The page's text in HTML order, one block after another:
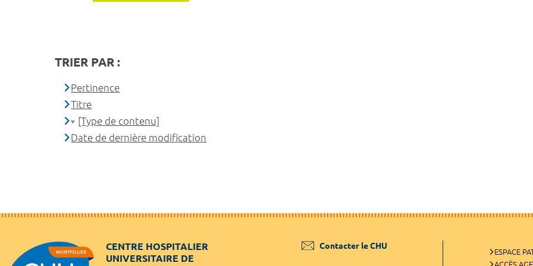
TRIER PAR :
Pertinence
Titre
[Type de contenu]
Date de dernière modification
CENTRE HOSPITALIER
UNIVERSITAIRE DE
Contacter le CHU
ESPACE
ACCÈS